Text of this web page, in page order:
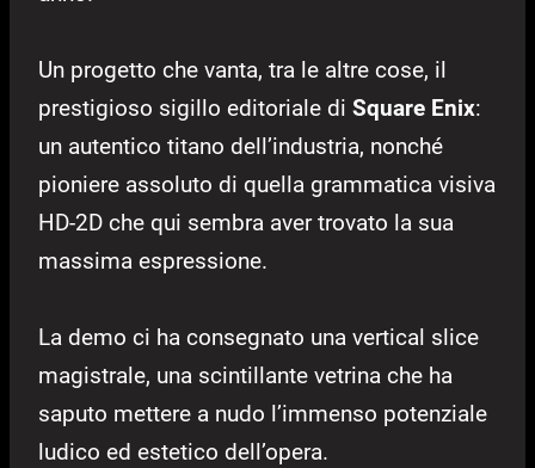
Un progetto che vanta, tra le altre cose, il
prestigioso sigillo editoriale di Square Enix:
un autentico titano dell’industria, nonché
pioniere assoluto di quella grammatica visiva
HD-2D che qui sembra aver trovato la sua
massima espressione.
La demo ci ha consegnato una vertical slice
magistrale, una scintillante vetrina che ha
saputo mettere a nudo l’immenso potenziale
ludico ed estetico dell’opera.